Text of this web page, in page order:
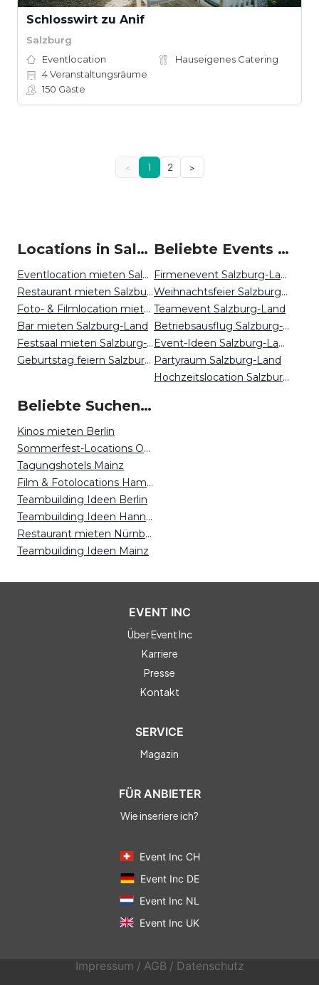
Schlosswirt zu Anif
Salzburg
Eventlocation
Hauseigenes Catering
4Veranstaltungsräume
150 Gäste
< 1 2 >
Locations in Salzburg Land mieten
Eventlocation mieten Salzburg-Land
Restaurant mieten Salzburg-Land
Foto- & Filmlocation mieten Salzburg-Land
Bar mieten Salzburg-Land
Festsaal mieten Salzburg-Land
Geburtstag feiern Salzburg-Land
Beliebte Events in Salzburg Land
Firmenevent Salzburg-Land
Weihnachtsfeier Salzburg-Land
Teamevent Salzburg-Land
Betriebsausflug Salzburg-Land
Event-Ideen Salzburg-Land
Partyraum Salzburg-Land
Hochzeitslocation Salzburg-Land
Beliebte Suchen auf Event Inc
Kinos mieten Berlin
Sommerfest-Locations Osnabrück
Tagungshotels Mainz
Film & Fotolocations Hamburg
Teambuilding Ideen Berlin
Teambuilding Ideen Hannover
Restaurant mieten Nürnberg
Teambuilding Ideen Mainz
EVENT INC
Über Event Inc
Karriere
Presse
Kontakt
SERVICE
Magazin
FÜR ANBIETER
Wie inseriere ich?
Event Inc CH
Event Inc DE
Event Inc NL
Event Inc UK
Impressum / AGB / Datenschutz